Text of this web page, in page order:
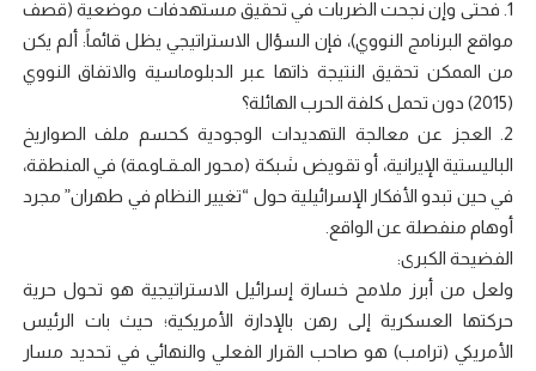
1. فحتى وإن نجحت الضربات في تحقيق مستهدفات موضعية (قصف
مواقع البرنامج النووي)، فإن السؤال الاستراتيجي يظل قائماً: ألم يكن
من الممكن تحقيق النتيجة ذاتها عبر الدبلوماسية والاتفاق النووي
(2015) دون تحمل كلفة الحرب الهائلة؟
2. العجز عن معالجة التهديدات الوجودية كحسم ملف الصواريخ
الباليستية الإيرانية، أو تقويض شبكة (محور المـقـاوـمة) في المنطقة،
في حين تبدو الأفكار الإسرائيلية حول “تغيير النظام في طهران” مجرد
أوهام منفصلة عن الواقع.
الفضيحة الكبرى:
ولعل من أبرز ملامح خسارة إسرائيل الاستراتيجية هو تحول حرية
حركتها العسكرية إلى رهن بالإدارة الأمريكية؛ حيث بات الرئيس
الأمريكي (ترامب) هو صاحب القرار الفعلي والنهائي في تحديد مسار